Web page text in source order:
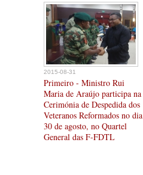
2015-08-31
Primeiro - Ministro Rui
Maria de Araújo participa na
Cerimónia de Despedida dos
Veteranos Reformados no dia
30 de agosto, no Quartel
General das F-FDTL